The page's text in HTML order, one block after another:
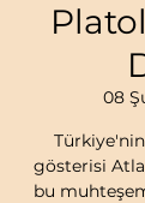
08
gösterisi
bu